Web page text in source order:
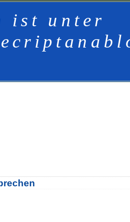
ist unter